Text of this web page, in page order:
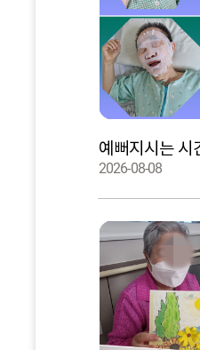
예뻐지시는 시
2026-08-08